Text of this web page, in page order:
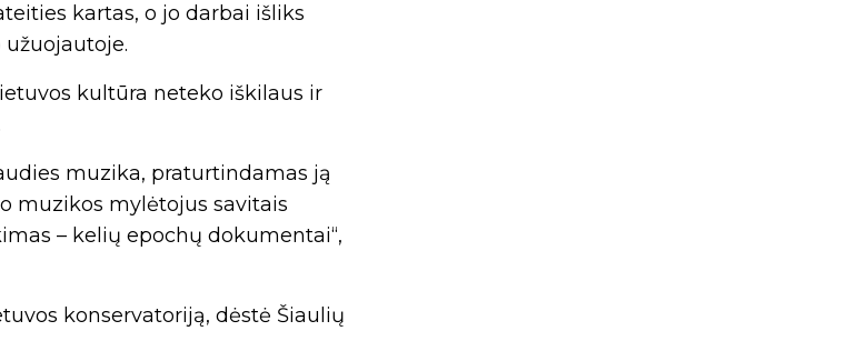
kartas, o jo darbai išliks
užuojautoje.
kultūra neteko iškilaus ir
muzika, praturtindamas ją
muzikos mylėtojus savitais
– kelių epochų dokumentai“,
konservatoriją, dėstė Šiaulių